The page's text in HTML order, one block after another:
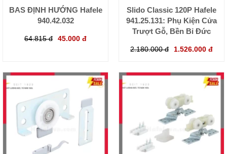
BAS ĐỊNH HƯỚNG Hafele
940.42.032
64.815 đ 45.000 đ
Slido Classic 120P Hafele
941.25.131: Phụ Kiện Cửa
Trượt Gỗ, Bền Bỉ Đức
2.180.000 đ 1.526.000 đ